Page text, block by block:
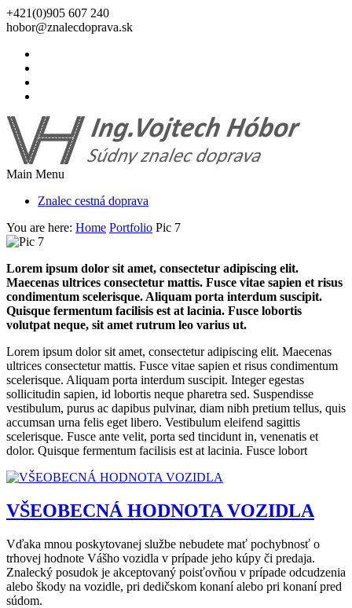
+421(0)905 607 240
hobor@znalecdoprava.sk
Main Menu
Znalec cestná doprava
You are here: Home Portfolio Pic 7
Lorem ipsum dolor sit amet, consectetur adipiscing elit.
Maecenas ultrices consectetur mattis. Fusce vitae sapien et risus
condimentum scelerisque. Aliquam porta interdum suscipit.
Quisque fermentum facilisis est at lacinia. Fusce lobortis
volutpat neque, sit amet rutrum leo varius ut.
Lorem ipsum dolor sit amet, consectetur adipiscing elit. Maecenas
ultrices consectetur mattis. Fusce vitae sapien et risus condimentum
scelerisque. Aliquam porta interdum suscipit. Integer egestas
sollicitudin sapien, id lobortis neque pharetra sed. Suspendisse
vestibulum, purus ac dapibus pulvinar, diam nibh pretium tellus, quis
accumsan urna felis eget libero. Vestibulum eleifend sagittis
scelerisque. Fusce ante velit, porta sed tincidunt in, venenatis et
dolor. Quisque fermentum facilisis est at lacinia. Fusce lobort
VŠEOBECNÁ HODNOTA VOZIDLA
Vďaka mnou poskytovanej službe nebudete mať pochybnosť o
trhovej hodnote Vášho vozidla v prípade jeho kúpy či predaja.
Znalecký posudok je akceptovaný poisťovňou v prípade odcudzenia
alebo škody na vozidle, pri dedičskom konaní alebo pri konaní pred
súdom.